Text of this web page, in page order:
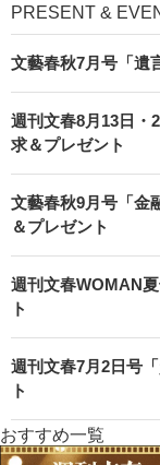
PRESENT &
文藝春秋7月号「遺
週刊文春8月13日・
求＆プレゼント
文藝春秋9月号「金
＆プレゼント
週刊文春WOMAN
ト
週刊文春7月2日号
ト
おすすめ一覧